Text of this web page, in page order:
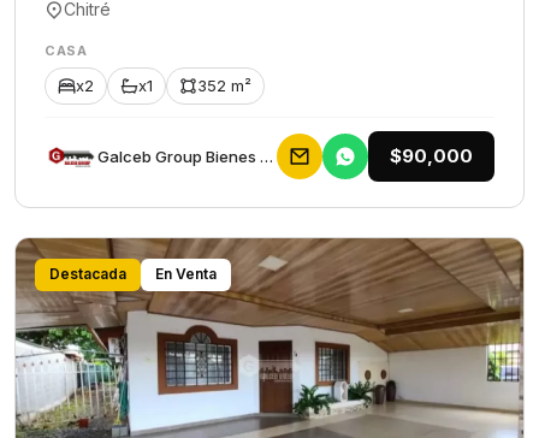
Chitré
CASA
x2 x1 352 m²
Galceb Group Bienes Raices $90,000
Destacada En Venta